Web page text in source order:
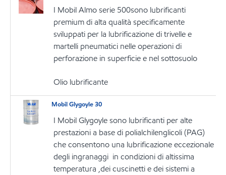
I Mobil Almo serie 500sono lubrificanti
premium di alta qualità specificamente
sviluppati per la lubrificazione di trivelle e
martelli pneumatici nelle operazioni di
perforazione in superficie e nel sottosuolo
Olio lubrificante
Mobil Glygoyle 30
I Mobil Glygoyle sono lubrificanti per alte
prestazioni a base di polialchilenglicoli (PAG)
che consentono una lubrificazione eccezionale
degli ingranaggi in condizioni di altissima
temperatura ,dei cuscinetti e dei sistemi a